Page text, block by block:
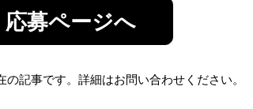
応募ページへ
の記事です。詳細はお問い合わせください。